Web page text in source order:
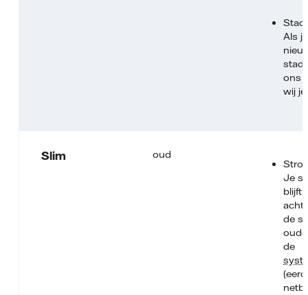
Als
ons
wij
Slim oud
Je
blijft
de
de